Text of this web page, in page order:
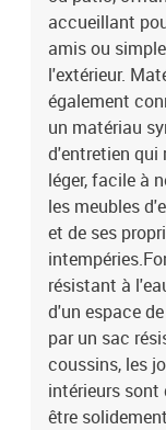
enduit de
H)Dimension du
du sol : 37
:Couleur :
bois d'acacia massif
37 cm (L x l x
couverture : tissu
coussin de siège :
dossier : fibre de
3 cm (l x P x
(L x l x é)La
rangement et sac
fonction de
d'accoudoir avec
table de jardin12 x
housse amovible et
accueillant
amis ou
l'extérieur.
également
un matériau
d'entretien qui
léger, facile à
les meubles
et de ses
résistant à
d'un espace
par un sac
coussins, les
intérieurs sont
être